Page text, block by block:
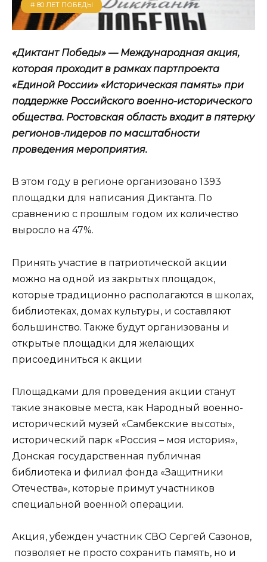
# 80 ЛЕТ ПОБЕДЫ
«Диктант Победы» — Международная акция,
которая проходит в рамках партпроекта
«Единой России» «Историческая память» при
поддержке Российского военно-исторического
общества. Ростовская область входит в пятерку
регионов-лидеров по масштабности
проведения мероприятия.
В этом году в регионе организовано 1393
площадки для написания Диктанта. По
сравнению с прошлым годом их количество
выросло на 47%.
Принять участие в патриотической акции
можно на одной из закрытых площадок,
которые традиционно располагаются в школах,
библиотеках, домах культуры, и составляют
большинство. Также будут организованы и
открытые площадки для желающих
присоединиться к акции
Площадками для проведения акции станут
такие знаковые места, как Народный военно-
исторический музей «Самбекские высоты»,
исторический парк «Россия – моя история»,
Донская государственная публичная
библиотека и филиал фонда «Защитники
Отечества», которые примут участников
специальной военной операции.
Акция, убежден участник СВО Сергей Сазонов,
позволяет не просто сохранить память, но и